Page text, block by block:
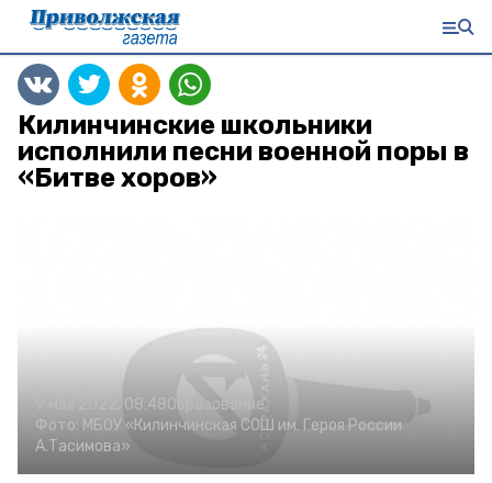
Килинчинские школьники
исполнили песни военной поры в
«Битве хоров»
9 мая 2022, 08:48Образование
Фото: МБОУ «Килинчинская СОШ им. Героя России
А.Тасимова»